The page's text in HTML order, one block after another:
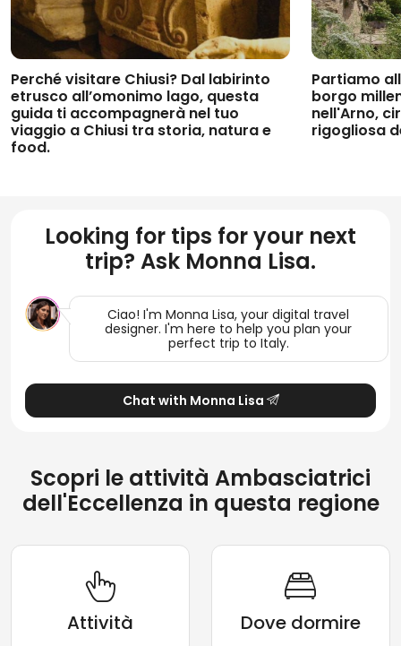
Perché visitare Chiusi? Dal labirinto
etrusco all’omonimo lago, questa
guida ti accompagnerà nel tuo
viaggio a Chiusi tra storia, natura e
food.
Partiamo
borgo
nell'Arno,
rigogliosa
Looking for tips for your next
trip? Ask Monna Lisa.
Ciao! I'm Monna Lisa, your digital travel
designer. I'm here to help you plan your
perfect trip to Italy.
Chat with Monna Lisa
Scopri le attività Ambasciatrici
dell'Eccellenza in questa regione
Attività Dove dormire